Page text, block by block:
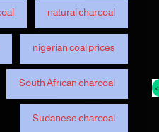
natural charcoal
nigerian coal prices
South African charcoal
Sudanese charcoal